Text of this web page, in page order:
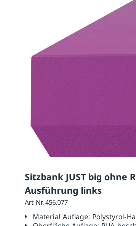
Sitzbank JUST big ohne
Ausführung links
Art-Nr. 456.077
Material Auflage: Polystyrol-